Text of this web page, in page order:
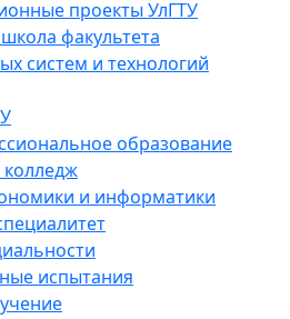
проекты УлГТУ
факультета
систем и технологий
образование
и информатики
испытания